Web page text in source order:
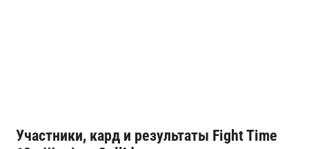
Участники, кард и результаты Fight Time